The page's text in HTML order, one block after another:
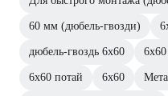
60 мм (дюбель-гвозди)
дюбель-гвоздь 6х60
6х60 потай 6х60